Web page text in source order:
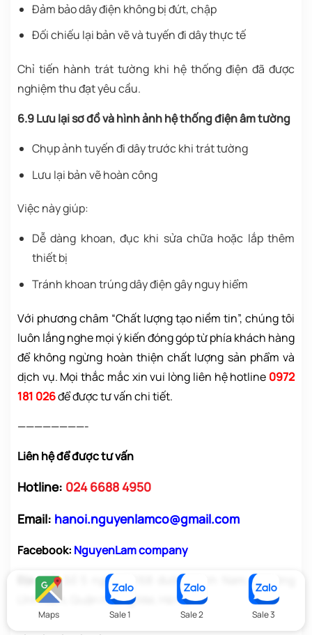
Đảm bảo dây điện không bị đứt, chập
Đối chiếu lại bản vẽ và tuyến đi dây thực tế
Chỉ tiến hành trát tường khi hệ thống điện đã được
nghiệm thu đạt yêu cầu.
6.9 Lưu lại sơ đồ và hình ảnh hệ thống điện âm tường
Chụp ảnh tuyến đi dây trước khi trát tường
Lưu lại bản vẽ hoàn công
Việc này giúp:
Dễ dàng khoan, đục khi sửa chữa hoặc lắp thêm
thiết bị
Tránh khoan trúng dây điện gây nguy hiểm
Với phương châm “Chất lượng tạo niềm tin”, chúng tôi
luôn lắng nghe mọi ý kiến đóng góp từ phía khách hàng
để không ngừng hoàn thiện chất lượng sản phẩm và
dịch vụ. Mọi thắc mắc xin vui lòng liên hệ hotline 0972
181 026để được tư vấn chi tiết.
————————-
Liên hệ để được tư vấn
Hotline: 024 6688 4950
Email: hanoi.nguyenlamco@gmail.com
Facebook: NguyenLam company
Địa chỉ:Số 5 ngõ 467/68 đường Lĩnh Nam, Phường
Lĩnh Nam, Quận Hoàng Mai, Hà Nội
Maps Sale 1 Sale 2 Sale 3